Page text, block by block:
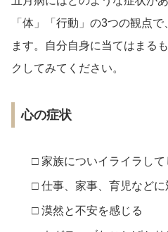
「体」「行動」の3つの観点
ます。自分自身に当てはまる
クしてみてください。
心の症状
□ 家族についイライラして
□ 仕事、家事、育児など
□ 漠然と不安を感じる